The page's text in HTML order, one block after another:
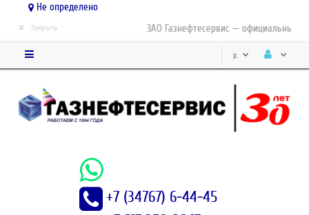
Не определено
ЗАО Газнефтесервис — официальный
× Закрыть
р.
+7 (34767) 6-44-45